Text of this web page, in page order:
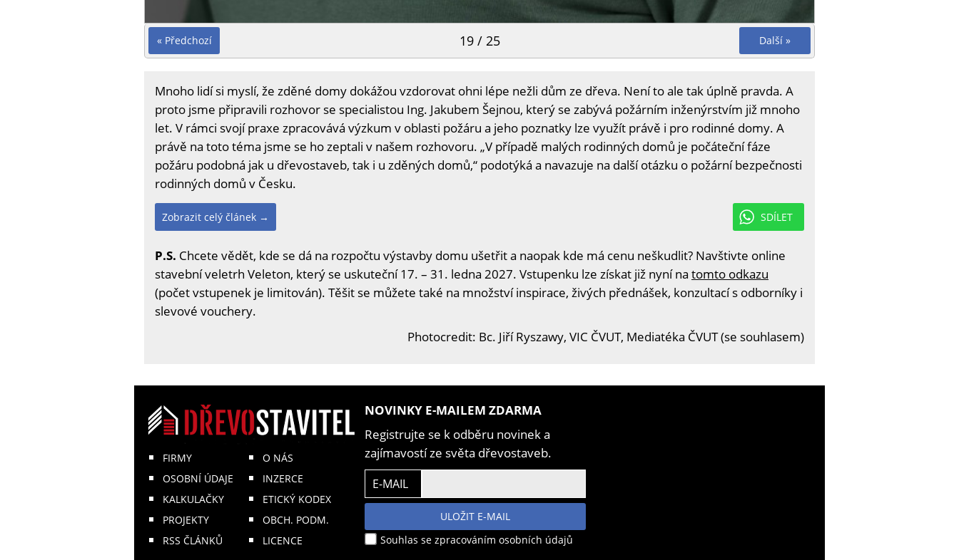
« Předchozí Další »
19 / 25
Mnoho lidí si myslí, že zděné domy dokážou vzdorovat ohni lépe nežli dům ze dřeva. Není to ale tak úplně pravda. A
proto jsme připravili rozhovor se specialistou Ing. Jakubem Šejnou, který se zabývá požárním inženýrstvím již mnoho
let. V rámci svojí praxe zpracovává výzkum v oblasti požáru a jeho poznatky lze využít právě i pro rodinné domy. A
právě na toto téma jsme se ho zeptali v našem rozhovoru. „V případě malých rodinných domů je počáteční fáze
požáru podobná jak u dřevostaveb, tak i u zděných domů,“ podotýká a navazuje na další otázku o požární bezpečnosti
rodinných domů v Česku.
SDÍLET
Zobrazit celý článek →
P.S. Chcete vědět, kde se dá na rozpočtu výstavby domu ušetřit a naopak kde má cenu neškudlit? Navštivte online
stavební veletrh Veleton, který se uskuteční 17. – 31. ledna 2027. Vstupenku lze získat již nyní na tomto odkazu
(počet vstupenek je limitován). Těšit se můžete také na množství inspirace, živých přednášek, konzultací s odborníky i
slevové vouchery.
Photocredit: Bc. Jiří Ryszawy, VIC ČVUT, Mediatéka ČVUT (se souhlasem)
FIRMY
OSOBNÍ ÚDAJE
KALKULAČKY
PROJEKTY
RSS ČLÁNKŮ
O NÁS
INZERCE
ETICKÝ KODEX
OBCH. PODM.
LICENCE
NOVINKY E-MAILEM ZDARMA
Registrujte se k odběru novinek a
zajímavostí ze světa dřevostaveb.
E-MAIL
ULOŽIT E-MAIL
Souhlas se zpracováním osobních údajů